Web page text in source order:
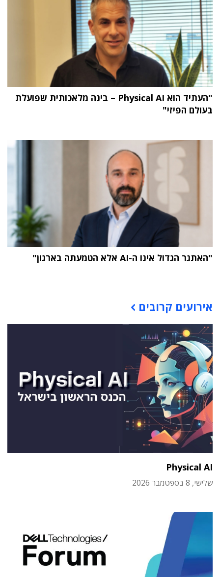
"העתיד הוא Physical AI – בינה מלאכותית שפועלת
בעולם הפיזי"
"האתגר הגדול אינו ה-AI אלא הטמעתה בארגון"
אירועים קרובים
Physical AI
שלישי, 8 בספטמבר 2026